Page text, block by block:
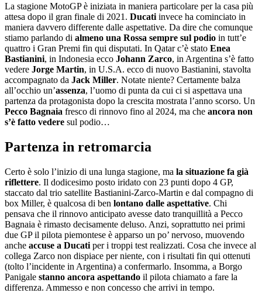
La stagione MotoGP è iniziata in maniera particolare per la casa più
attesa dopo il gran finale di 2021. Ducati invece ha cominciato in
maniera davvero differente dalle aspettative. Da dire che comunque
stiamo parlando di almeno una Rossa sempre sul podio in tutt’e
quattro i Gran Premi fin qui disputati. In Qatar c’è stato Enea
Bastianini, in Indonesia ecco Johann Zarco, in Argentina s’è fatto
vedere Jorge Martin, in U.S.A. ecco di nuovo Bastianini, stavolta
accompagnato da Jack Miller. Notate niente? Certamente balza
all’occhio un’assenza, l’uomo di punta da cui ci si aspettava una
partenza da protagonista dopo la crescita mostrata l’anno scorso. Un
Pecco Bagnaia fresco di rinnovo fino al 2024, ma che ancora non
s’è fatto vedere sul podio…
Partenza in retromarcia
Certo è solo l’inizio di una lunga stagione, ma la situazione fa già
riflettere. Il dodicesimo posto iridato con 23 punti dopo 4 GP,
staccato dal trio satellite Bastianini-Zarco-Martin e dal compagno di
box Miller, è qualcosa di ben lontano dalle aspettative. Chi
pensava che il rinnovo anticipato avesse dato tranquillità a Pecco
Bagnaia è rimasto decisamente deluso. Anzi, soprattutto nei primi
due GP il pilota piemontese è apparso un po’ nervoso, muovendo
anche accuse a Ducati per i troppi test realizzati. Cosa che invece al
collega Zarco non dispiace per niente, con i risultati fin qui ottenuti
(tolto l’incidente in Argentina) a confermarlo. Insomma, a Borgo
Panigale stanno ancora aspettando il pilota chiamato a fare la
differenza. Ammesso e non concesso che arrivi in tempo.